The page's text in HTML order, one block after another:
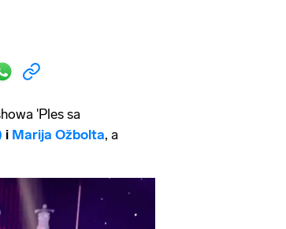
'Ples sa
i Marija Ožbolta, a